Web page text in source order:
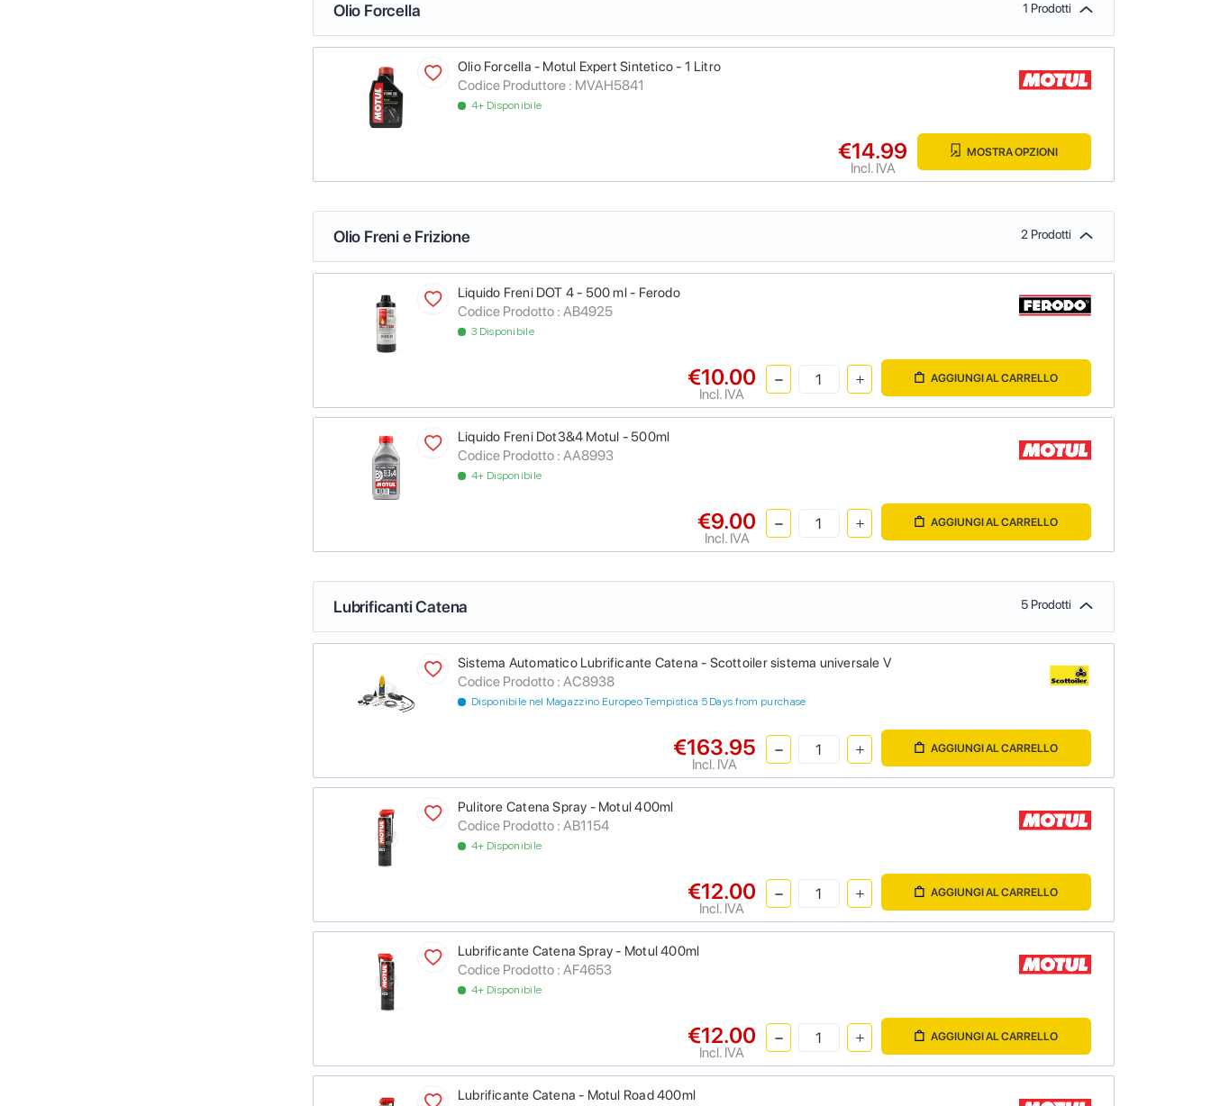
Olio Forcella 1 Prodotti
Olio Forcella - Motul Expert Sintetico - 1 Litro
Codice Produttore : MVAH5841
4+ Disponibile
€14.99
Incl. IVA
MOSTRA OPZIONI
Olio Freni e Frizione 2 Prodotti
Liquido Freni DOT 4 - 500 ml - Ferodo
Codice Prodotto : AB4925
3 Disponibile
€10.00
Incl. IVA
AGGIUNGI AL CARRELLO
Liquido Freni Dot3&4 Motul - 500ml
Codice Prodotto : AA8993
4+ Disponibile
€9.00
Incl. IVA
AGGIUNGI AL CARRELLO
Lubrificanti Catena 5 Prodotti
Sistema Automatico Lubrificante Catena - Scottoiler sistema universale V
Codice Prodotto : AC8938
Disponibile nel Magazzino Europeo Tempistica 5 Days from purchase
€163.95
Incl. IVA
AGGIUNGI AL CARRELLO
Pulitore Catena Spray - Motul 400ml
Codice Prodotto : AB1154
4+ Disponibile
€12.00
Incl. IVA
AGGIUNGI AL CARRELLO
Lubrificante Catena Spray - Motul 400ml
Codice Prodotto : AF4653
4+ Disponibile
€12.00
Incl. IVA
AGGIUNGI AL CARRELLO
Lubrificante Catena - Motul Road 400ml